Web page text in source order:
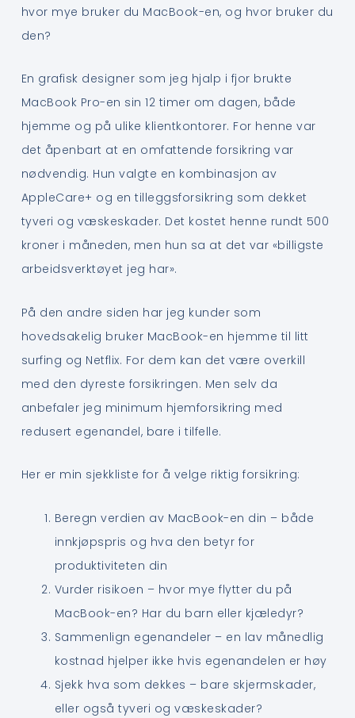
hvor mye bruker du MacBook-en, og hvor bruker du
den?
En grafisk designer som jeg hjalp i fjor brukte
MacBook Pro-en sin 12 timer om dagen, både
hjemme og på ulike klientkontorer. For henne var
det åpenbart at en omfattende forsikring var
nødvendig. Hun valgte en kombinasjon av
AppleCare+ og en tilleggsforsikring som dekket
tyveri og væskeskader. Det kostet henne rundt 500
kroner i måneden, men hun sa at det var «billigste
arbeidsverktøyet jeg har».
På den andre siden har jeg kunder som
hovedsakelig bruker MacBook-en hjemme til litt
surfing og Netflix. For dem kan det være overkill
med den dyreste forsikringen. Men selv da
anbefaler jeg minimum hjemforsikring med
redusert egenandel, bare i tilfelle.
Her er min sjekkliste for å velge riktig forsikring:
Beregn verdien av MacBook-en din – både
innkjøpspris og hva den betyr for
produktiviteten din
Vurder risikoen – hvor mye flytter du på
MacBook-en? Har du barn eller kjæledyr?
Sammenlign egenandeler – en lav månedlig
kostnad hjelper ikke hvis egenandelen er høy
Sjekk hva som dekkes – bare skjermskader,
eller også tyveri og væskeskader?